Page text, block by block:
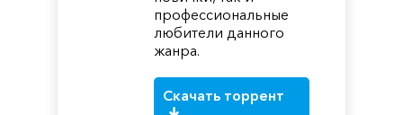
профессиональные
любители данного
жанра.
Скачать торрент